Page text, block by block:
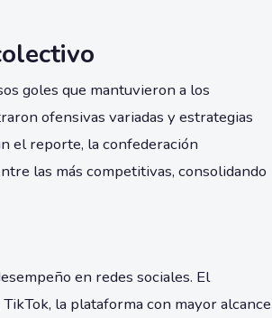
goles que mantuvieron a los
ofensivas variadas y estrategias
el reporte, la confederación
las más competitivas, consolidando
en redes sociales. El
la plataforma con mayor alcance